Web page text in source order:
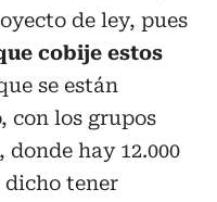
de ley, pues
cobije estos
se están
con los grupos
hay 12.000
dicho tener